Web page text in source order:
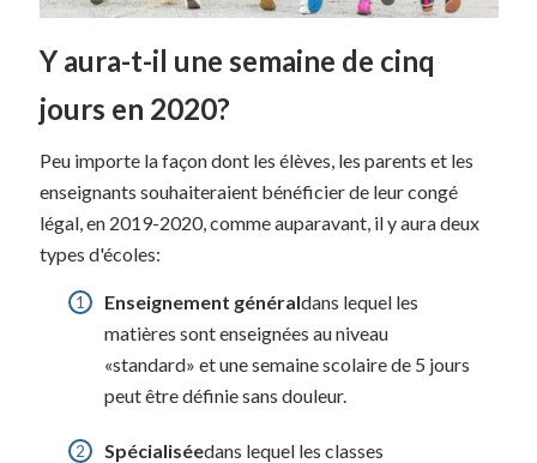
Y aura-t-il une semaine de cinq
jours en 2020?
Peu importe la façon dont les élèves, les parents et les
enseignants souhaiteraient bénéficier de leur congé
légal, en 2019-2020, comme auparavant, il y aura deux
types d'écoles:
Enseignement généraldans lequel les
matières sont enseignées au niveau
«standard» et une semaine scolaire de 5 jours
peut être définie sans douleur.
Spécialiséedans lequel les classes